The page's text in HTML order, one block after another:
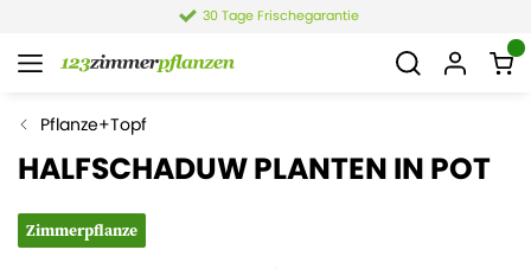
30 Tage Frischegarantie
Pflanze+Topf
HALFSCHADUW PLANTEN IN POT
Zimmerpflanze